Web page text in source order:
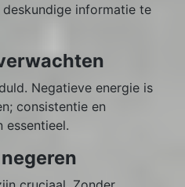
informatie te
Negatieve energie is
consistentie en
essentieel.